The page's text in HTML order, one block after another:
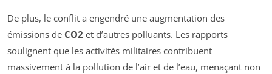
De plus, le conflit a engendré une augmentation des
émissions de CO2 et d’autres polluants. Les rapports
soulignent que les activités militaires contribuent
massivement à la pollution de l’air et de l’eau, menaçant non